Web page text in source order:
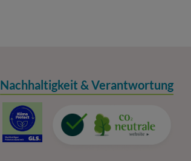
Nachhaltigkeit & Verantwortung